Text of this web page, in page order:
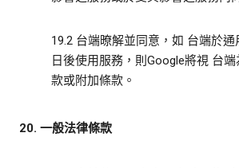
19.2 台端暸解並同意，如 台端於
日後使用服務，則Google將視 台
款或附加條款。
20. 一般法律條款